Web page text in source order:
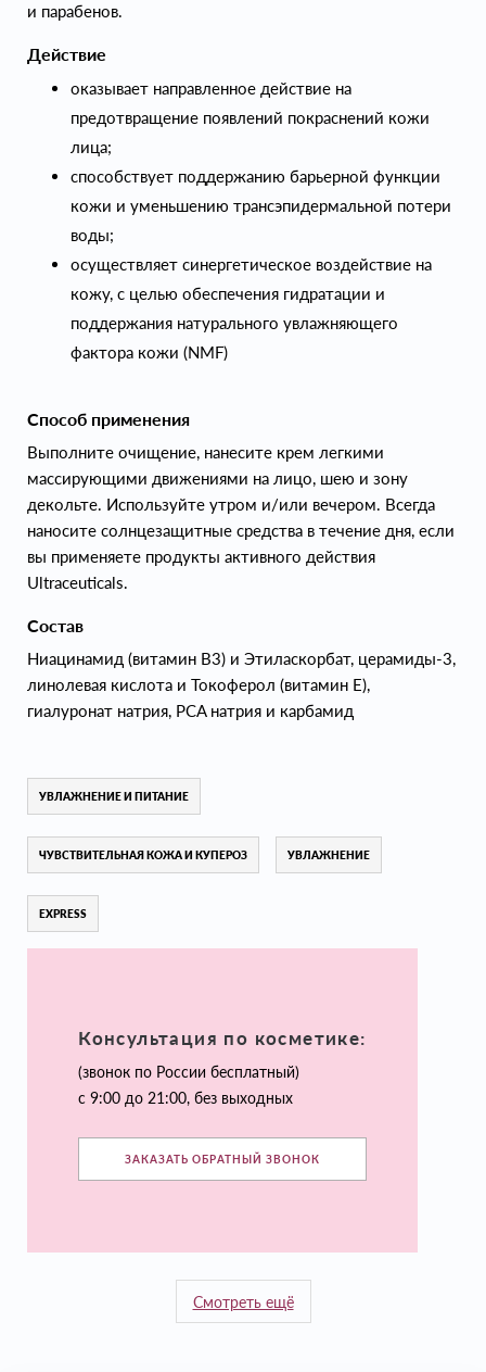
и парабенов.
Действие
оказывает направленное действие на
предотвращение появлений покраснений кожи
лица;
способствует поддержанию барьерной функции
кожи и уменьшению трансэпидермальной потери
воды;
осуществляет синергетическое воздействие на
кожу, с целью обеспечения гидратации и
поддержания натурального увлажняющего
фактора кожи (NMF)
Способ применения
Выполните очищение, нанесите крем легкими
массирующими движениями на лицо, шею и зону
декольте. Используйте утром и/или вечером. Всегда
наносите солнцезащитные средства в течение дня, если
вы применяете продукты активного действия
Ultraceuticals.
Состав
Ниацинамид (витамин В3) и Этиласкорбат, церамиды-3,
линолевая кислота и Токоферол (витамин Е),
гиалуронат натрия, PCA натрия и карбамид
УВЛАЖНЕНИЕ И ПИТАНИЕ
ЧУВСТВИТЕЛЬНАЯ КОЖА И КУПЕРОЗ УВЛАЖНЕНИЕ
EXPRESS
Консультация по косметике:
(звонок по России бесплатный)
с 9:00 до 21:00, без выходных
ЗАКАЗАТЬ ОБРАТНЫЙ ЗВОНОК
Смотреть ещё